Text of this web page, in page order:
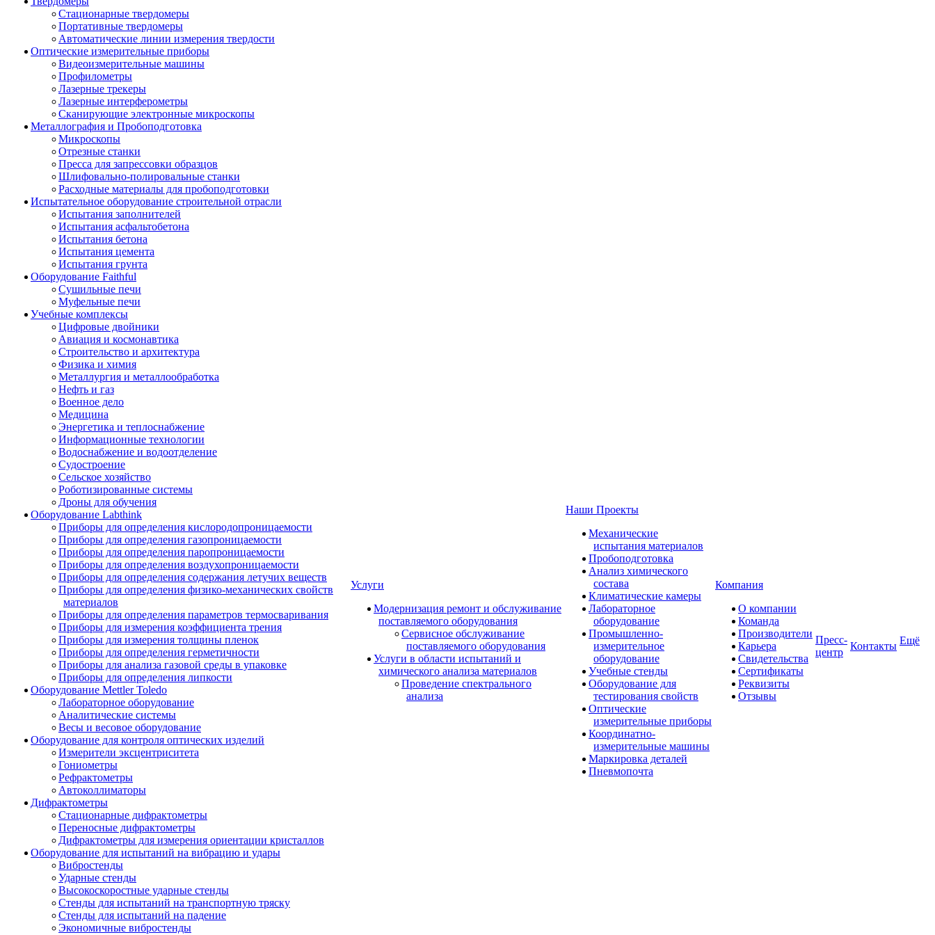
Стационарные твердомеры
Портативные твердомеры
Автоматические линии измерения твердости
Оптические измерительные приборы
Видеоизмерительные машины
Профилометры
Лазерные трекеры
Лазерные интерферометры
Сканирующие электронные микроскопы
Металлография и Пробоподготовка
Микроскопы
Отрезные станки
Пресса для запрессовки образцов
Шлифовально-полировальные станки
Расходные материалы для пробоподготовки
Испытательное оборудование строительной отрасли
Испытания заполнителей
Испытания асфальтобетона
Испытания бетона
Испытания цемента
Испытания грунта
Оборудование Faithful
Сушильные печи
Муфельные печи
Учебные комплексы
Цифровые двойники
Авиация и космонавтика
Строительство и архитектура
Физика и химия
Металлургия и металлообработка
Нефть и газ
Военное дело
Медицина
Энергетика и теплоснабжение
Информационные технологии
Водоснабжение и водоотделение
Судостроение
Сельское хозяйство
Роботизированные системы
Дроны для обучения
Оборудование Labthink
Приборы для определения кислородопроницаемости
Приборы для определения газопроницаемости
Приборы для определения паропроницаемости
Приборы для определения воздухопроницаемости
Приборы для определения содержания летучих веществ
Приборы для определения физико-механических свойств
материалов
Приборы для определения параметров термосваривания
Приборы для измерения коэффициента трения
Приборы для измерения толщины пленок
Приборы для определения герметичности
Приборы для анализа газовой среды в упаковке
Приборы для определения липкости
Оборудование Mettler Toledo
Лабораторное оборудование
Аналитические системы
Весы и весовое оборудование
Оборудование для контроля оптических изделий
Измерители эксцентриситета
Гониометры
Рефрактометры
Автоколлиматоры
Дифрактометры
Стационарные дифрактометры
Переносные дифрактометры
Дифрактометры для измерения ориентации кристаллов
Оборудование для испытаний на вибрацию и удары
Вибростенды
Ударные стенды
Высокоскоростные ударные стенды
Стенды для испытаний на транспортную тряску
Стенды для испытаний на падение
Экономичные вибростенды
Услуги
Модернизация ремонт и обслуживание
поставляемого оборудования
Сервисное обслуживание
поставляемого оборудования
Услуги в области испытаний и
химического анализа материалов
Проведение спектрального
анализа
Наши Проекты
Механические
испытания материалов
Пробоподготовка
Анализ химического
состава
Климатические камеры
Лабораторное
оборудование
Промышленно-
измерительное
оборудование
Учебные стенды
Оборудование для
тестирования свойств
Оптические
измерительные приборы
Координатно-
измерительные машины
Маркировка деталей
Пневмопочта
Компания
О компании
Команда
Производители
Карьера
Свидетельства
Сертификаты
Реквизиты
Отзывы
Пресс-
центр
Контакты Ещё